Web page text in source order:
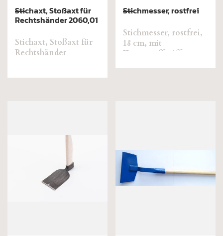
Stichaxt, Stoßaxt für
Rechtshänder 2060,01
Stichaxt, Stoßaxt für
Rechtshänder
Stichmesser, rostfrei
Stichmesser, rostfrei,
18 cm, mit
Kunststoffgriff